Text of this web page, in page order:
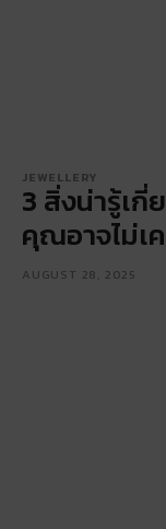
JEWELLERY
3 สิ่งน่ารู้เ
คุณอาจไม่เ
AUGUST 28, 2025